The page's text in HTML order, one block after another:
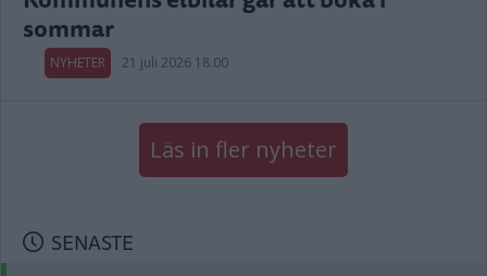
sommar
NYHETER 21 juli 2026 18.00
Läs in fler nyheter
SENASTE